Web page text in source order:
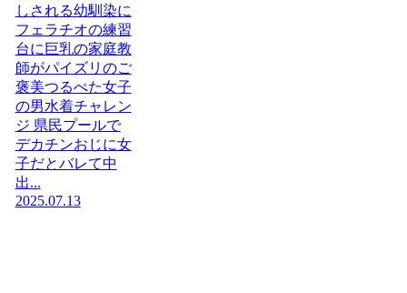
しされる幼馴染に
フェラチオの練習
台に巨乳の家庭教
師がパイズリのご
褒美つるぺた女子
の男水着チャレン
ジ 県民プールで
デカチンおじに女
子だとバレて中
出...
2025.07.13